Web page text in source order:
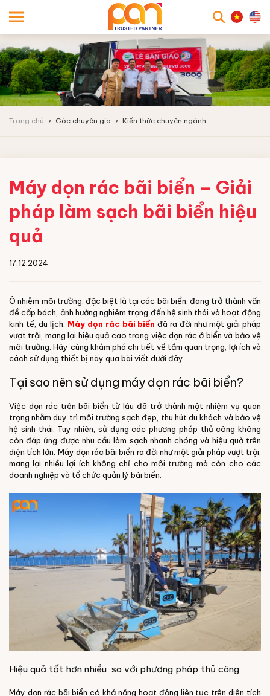
Trang chủ Góc chuyên gia Kiến thức chuyên ngành
Máy dọn rác bãi biển – Giải
pháp làm sạch bãi biển hiệu
quả
17.12.2024
Ô nhiễm môi trường, đặc biệt là tại các bãi biển, đang trở thành vấn
đề cấp bách, ảnh hưởng nghiêm trọng đến hệ sinh thái và hoạt động
kinh tế, du lịch. Máy dọn rác bãi biểnđã ra đời như một giải pháp
vượt trội, mang lại hiệu quả cao trong việc dọn rác ở biển và bảo vệ
môi trường. Hãy cùng khám phá chi tiết về tầm quan trọng, lợi ích và
cách sử dụng thiết bị này qua bài viết dưới đây.
Tại sao nên sử dụng máy dọn rác bãi biển?
Việc dọn rác trên bãi biển từ lâu đã trở thành một nhiệm vụ quan
trọng nhằm duy trì môi trường sạch đẹp, thu hút du khách và bảo vệ
hệ sinh thái. Tuy nhiên, sử dụng các phương pháp thủ công không
còn đáp ứng được nhu cầu làm sạch nhanh chóng và hiệu quả trên
diện tích lớn. Máy dọn rác bãi biển ra đời như một giải pháp vượt trội,
mang lại nhiều lợi ích không chỉ cho môi trường mà còn cho các
doanh nghiệp và tổ chức quản lý bãi biển.
Hiệu quả tốt hơn nhiều so với phương pháp thủ công
Máy dọn rác bãi biển có khả năng hoạt động liên tục trên diện tích